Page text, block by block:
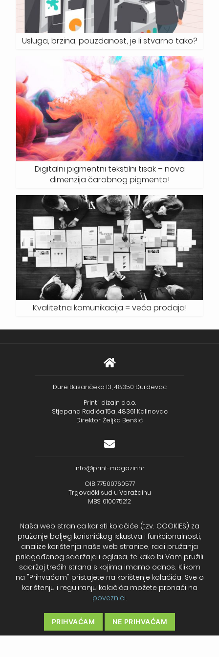
Usluga, brzina, pouzdanost, je li stvarno tako?
Digitalni pigmentni tekstilni tisak – nova
dimenzija čarobnog pigmenta!
Kvalitetna komunikacija = veća prodaja!
Đure Basaričeka 13, 48350 Đurđevac
Print i dizajn d.o.o.
Stjepana Radića 15a, 48361 Kalinovac
Direktor: Željka Benšić
info@print-magazin.hr
OIB: 77500760577
Trgovački sud u Varaždinu
MBS: 010075212
+385 (48) 733 111
Zagrebačka banka d.d.
IBAN - HR2723600001102099043
Temeljni kapital: 330.000,00kn uplaćen u cijelosti
Cookies – Kolačići Politika privatnosti
Naša web stranica koristi kolačiće (tzv. COOKIES) za
pružanje boljeg korisničkog iskustva i funkcionalnosti,
analize korištenja naše web stranice, radi pružanja
prilagođenog sadržaja i oglasa, te kako bi Vam pružili
sadržaj trećih strana s kojima imamo odnos. Klikom
na "Prihvaćam" pristajete na korištenje kolačića. Sve o
korištenju i reguliranju kolačića možete pronaći na
poveznici.
PRIHVAĆAM NE PRIHVAĆAM